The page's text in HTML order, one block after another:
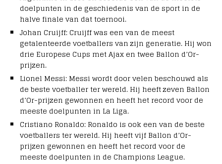
doelpunten in de geschiedenis van de sport in de
halve finale van dat toernooi.
Johan Cruijff: Cruijff was een van de meest
getalenteerde voetballers van zijn generatie. Hij won
drie Europese Cups met Ajax en twee Ballon d’Or-
prijzen.
Lionel Messi: Messi wordt door velen beschouwd als
de beste voetballer ter wereld. Hij heeft zeven Ballon
d’Or-prijzen gewonnen en heeft het record voor de
meeste doelpunten in La Liga.
Cristiano Ronaldo: Ronaldo is ook een van de beste
voetballers ter wereld. Hij heeft vijf Ballon d’Or-
prijzen gewonnen en heeft het record voor de
meeste doelpunten in de Champions League.